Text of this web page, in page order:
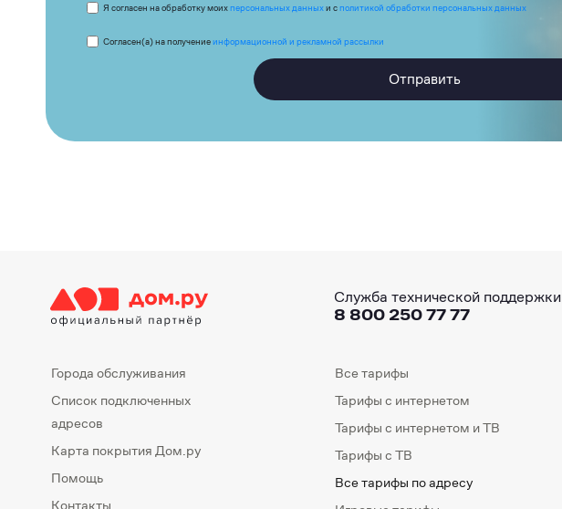
Я согласен на обработку моихперсональных данныхи сполитикой обработки персональных данных
Согласен(а) на получениеинформационной и рекламной рассылки
Отправить
Служба технической поддержки
8 800 250 77 77
Города обслуживания
Список подключенных
адресов
Карта покрытия Дом.ру
Помощь
Контакты
Все тарифы
Тарифы с интернетом
Тарифы с интернетом и ТВ
Тарифы с ТВ
Все тарифы по адресу